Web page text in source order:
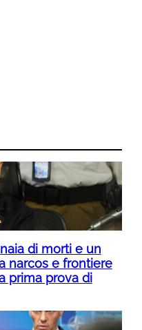
di morti e un
narcos e frontiere
prima prova di